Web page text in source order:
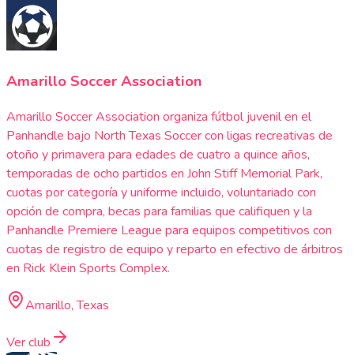
Amarillo Soccer Association
Amarillo Soccer Association organiza fútbol juvenil en el
Panhandle bajo North Texas Soccer con ligas recreativas de
otoño y primavera para edades de cuatro a quince años,
temporadas de ocho partidos en John Stiff Memorial Park,
cuotas por categoría y uniforme incluido, voluntariado con
opción de compra, becas para familias que califiquen y la
Panhandle Premiere League para equipos competitivos con
cuotas de registro de equipo y reparto en efectivo de árbitros
en Rick Klein Sports Complex.
Amarillo, Texas
Ver club